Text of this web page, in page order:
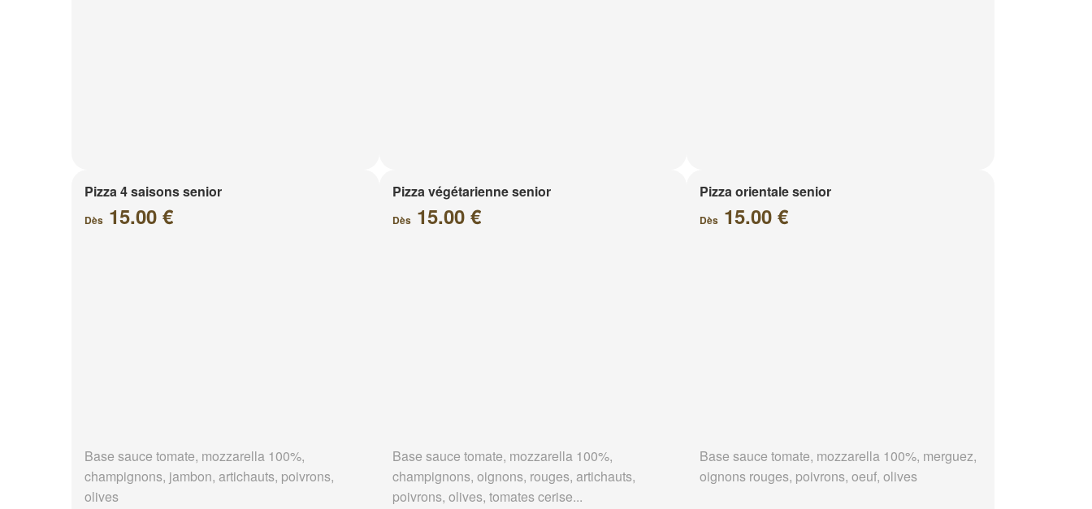
Pizza 4 saisons senior
Dès 15.00 €
Base sauce tomate, mozzarella 100%,
champignons, jambon, artichauts, poivrons,
olives
Pizza végétarienne senior
Dès15.00 €
Base sauce tomate, mozzarella 100%,
champignons, oignons, rouges, artichauts,
poivrons, olives, tomates cerise...
Pizza orientale senior
Dès 15.00 €
Base sauce tomate, mozzarella 100%, merguez,
oignons rouges, poivrons, oeuf, olives